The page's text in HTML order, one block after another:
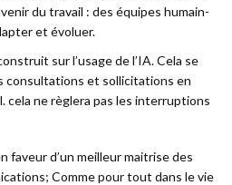
du travail : des équipes humain-
et évoluer.
sur l’usage de l’IA. Cela se
consultations et sollicitations en
cela ne règlera pas les interruptions
faveur d’un meilleur maitrise des
Comme pour tout dans le vie